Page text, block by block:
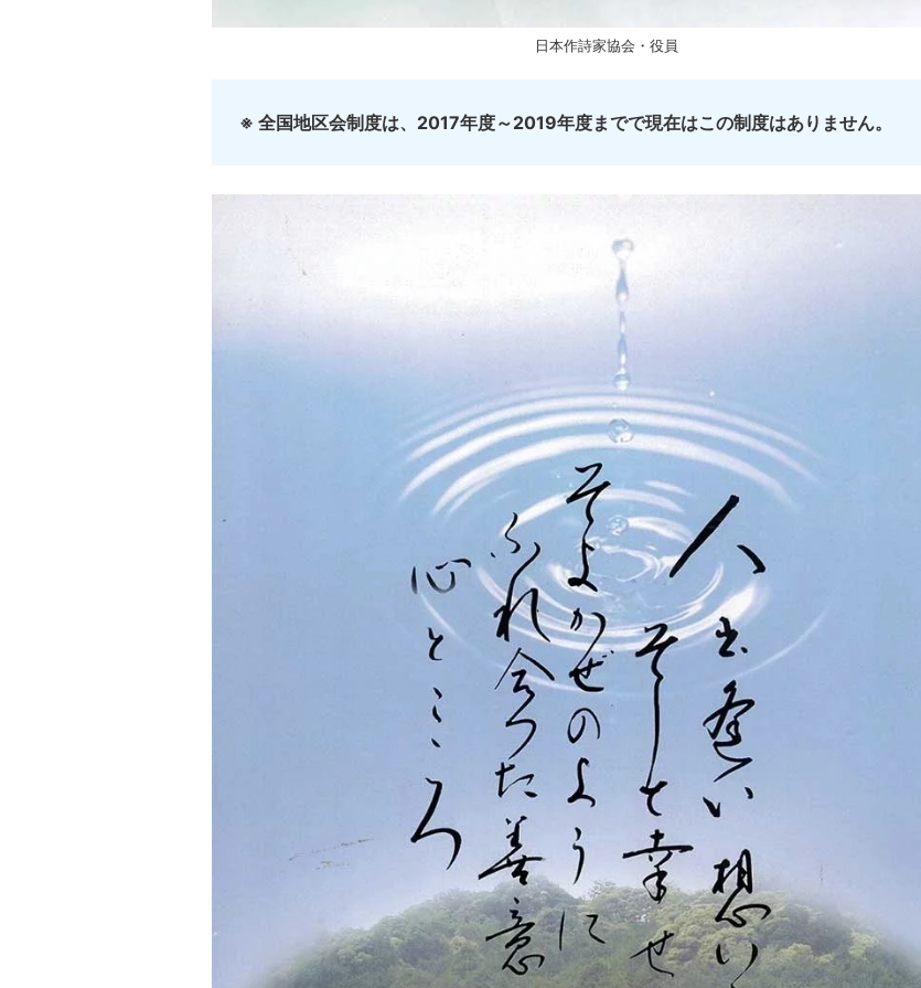
日本作詩家協会・役員
※ 全国地区会制度は、2017年度～2019年度までで現在はこの制度はありません。